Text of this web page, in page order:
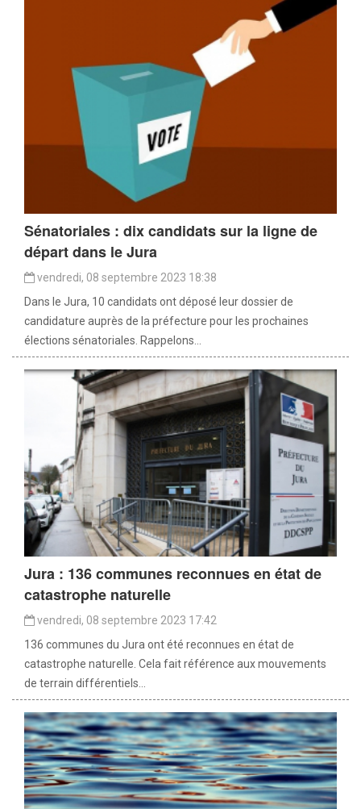
Sénatoriales : dix candidats sur la ligne de
départ dans le Jura
vendredi, 08 septembre 2023 18:38
Dans le Jura, 10 candidats ont déposé leur dossier de
candidature auprès de la préfecture pour les prochaines
élections sénatoriales. Rappelons...
Jura : 136 communes reconnues en état de
catastrophe naturelle
vendredi, 08 septembre 2023 17:42
136 communes du Jura ont été reconnues en état de
catastrophe naturelle. Cela fait référence aux mouvements
de terrain différentiels...